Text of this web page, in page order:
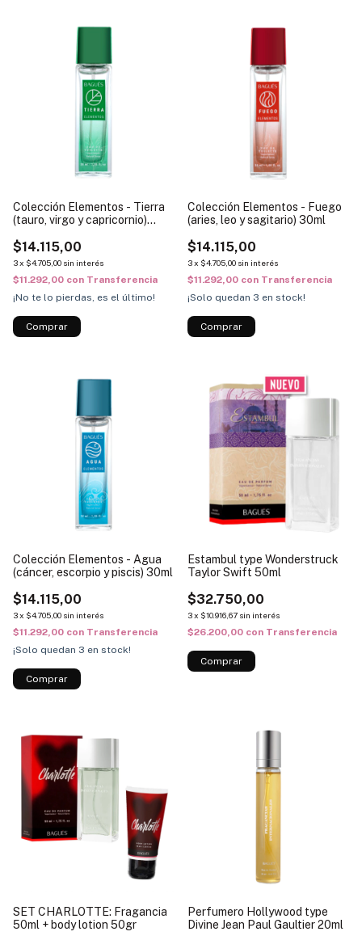
Colección Elementos - Tierra
(tauro, virgo y capricornio)
$14.115,00
3x $4.705,00 sin interés
$11.292,00 con Transferencia
¡No te lo pierdas, es el último!
Colección Elementos - Fuego
(aries, leo y sagitario) 30ml
$14.115,00
3x $4.705,00 sin interés
$11.292,00 con Transferencia
¡Solo quedan 3 en stock!
Colección Elementos - Agua
(cáncer, escorpio y piscis) 30ml
$14.115,00
3x $4.705,00 sin interés
$11.292,00 con Transferencia
¡Solo quedan 3 en stock!
Estambul type Wonderstruck
Taylor Swift 50ml
$32.750,00
3x $10.916,67 sin interés
$26.200,00 con Transferencia
SET CHARLOTTE: Fragancia
50ml + body lotion 50gr
Perfumero Hollywood type
Divine Jean Paul Gaultier 20ml